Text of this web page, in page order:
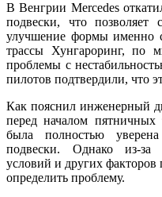
В Венгрии Mercedes
подвески, что позволяет
улучшение формы именно
трассы Хунгароринг, по
проблемы с
пилотов подтвердили, что
Как пояснил инженерный
перед началом пятничных
была полностью
подвески. Однако из-за
условий и других факторов
определить проблему.